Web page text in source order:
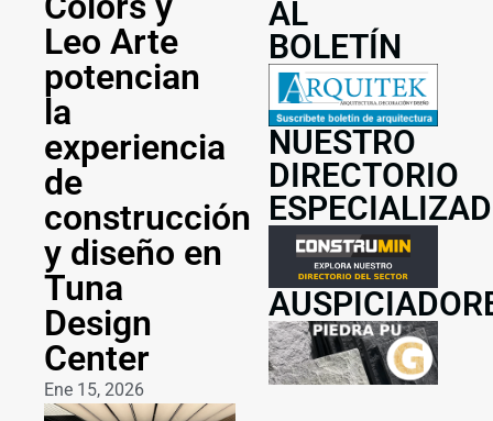
Leo Arte
potencian
la
experiencia
de
construcción
y diseño en
Tuna
Design
Center
Ene 15, 2026
AL
BOLETÍN
NUESTRO
DIRECTORIO